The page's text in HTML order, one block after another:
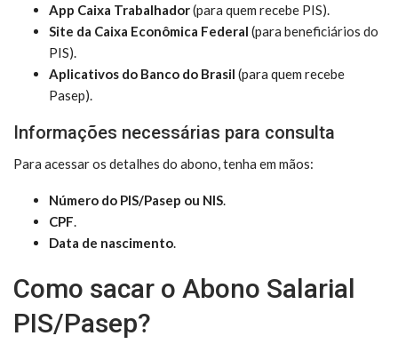
App Caixa Trabalhador(para quem recebe PIS).
Site da Caixa Econômica Federal (para beneficiários do
PIS).
Aplicativos do Banco do Brasil (para quem recebe
Pasep).
Informações necessárias para consulta
Para acessar os detalhes do abono, tenha em mãos:
Número do PIS/Pasep ou NIS.
CPF.
Data de nascimento.
Como sacar o Abono Salarial
PIS/Pasep?